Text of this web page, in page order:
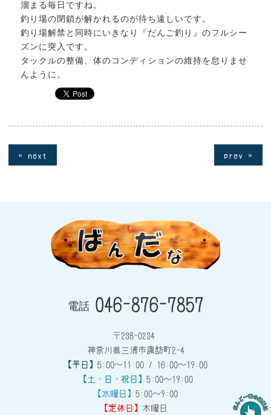
溜まる毎日ですね。
釣り場の閉鎖が解かれるのが待ち遠しいです。
釣り場解禁と同時にいきなり『だんご釣り』のフルシー
ズンに突入です。
タックルの整備、体のコンディションの維持を怠りませ
んように。
« next prev »
電話 046-876-7857
〒238-0234
神奈川県三浦市諏訪町2-4
【平日】 5:00～11:00 / 16:00～19:00
【土・日・祝日】 5:00～19:00
【水曜日】 5:00～9:00
【定休日】
木曜日